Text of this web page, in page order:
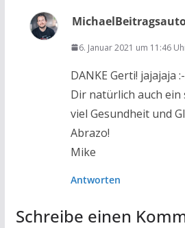
Michael
6. Januar 2021 um 11:46
DANKE Gerti! jajajaja
Dir natürlich auch ein
viel Gesundheit und
Abrazo!
Mike
Antworten
Schreibe einen